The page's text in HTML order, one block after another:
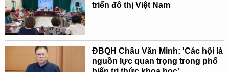
triển đô thị Việt Nam
ĐBQH Châu Văn Minh: 'Các hội là
nguồn lực quan trọng trong phổ